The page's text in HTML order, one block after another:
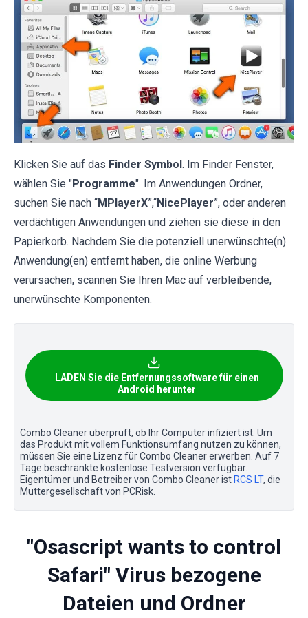
Klicken Sie auf das Finder Symbol. Im Finder Fenster,
wählen Sie "Programme". Im Anwendungen Ordner,
suchen Sie nach “MPlayerX”,“NicePlayer”, oder anderen
verdächtigen Anwendungen und ziehen sie diese in den
Papierkorb. Nachdem Sie die potenziell unerwünschte(n)
Anwendung(en) entfernt haben, die online Werbung
verursachen, scannen Sie Ihren Mac auf verbleibende,
unerwünschte Komponenten.
LADEN Sie die Entfernungssoftware für einen
Android herunter
Combo Cleaner überprüft, ob Ihr Computer infiziert ist. Um
das Produkt mit vollem Funktionsumfang nutzen zu können,
müssen Sie eine Lizenz für Combo Cleaner erwerben. Auf 7
Tage beschränkte kostenlose Testversion verfügbar.
Eigentümer und Betreiber von Combo Cleaner ist RCS LT, die
Muttergesellschaft von PCRisk.
"Osascript wants to control
Safari" Virus bezogene
Dateien und Ordner